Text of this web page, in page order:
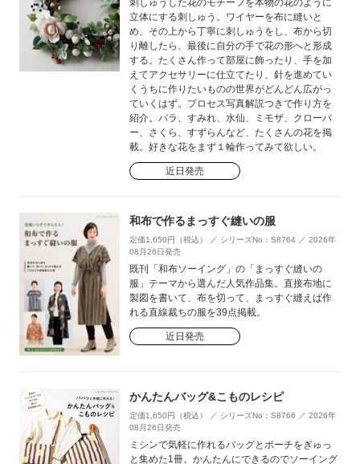
刺しゅうした花のモチーフを本物の花のように
立体にする刺しゅう。ワイヤーを布に縫いと
め、その上から丁寧に刺しゅうをし、布から切
り離したら、最後に自分の手で花の形へと形成
する。たくさん作って部屋に飾ったり、手を加
えてアクセサリーに仕立てたり、針を進めてい
くうちに作りたいものの世界がどんどん広がっ
ていくはず。プロセス写真解説つきで作り方を
紹介。バラ、すみれ、水仙、ミモザ、クローバ
ー、さくら、すずらんなど、たくさんの花を掲
載。好きな花をまず１輪作ってみて欲しい。
近日発売
和布で作るまっすぐ縫いの服
定価1,650円（税込） ／ シリーズNo：S8764 ／ 2026年
08月26日発売
既刊「和布ソーイング」の「まっすぐ縫いの
服」テーマから選んだ人気作品集。直接布地に
製図を書いて、布を切って、まっすぐ縫えば作
れる直線裁ちの服を39点掲載。
近日発売
かんたんバッグ&こものレシピ
定価1,650円（税込） ／ シリーズNo：S8766 ／ 2026年
08月26日発売
ミシンで気軽に作れるバッグとポーチをぎゅっ
と集めた1冊。かんたんにできるのでソーイング